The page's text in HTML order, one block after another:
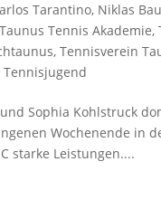
Tarantino, Niklas
Taunus Tennis Akademie,
,Tennisverein
Tennisjugend
Sophia Kohlstruck
Wochenende in
starke Leistungen....